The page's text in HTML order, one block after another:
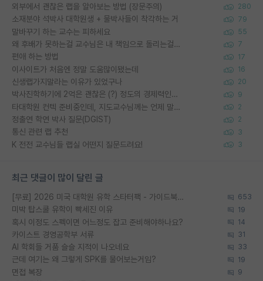
외부에서 괜찮은 랩을 알아보는 방법 (장문주의) 280
소재분야 석박사 대학원생 + 물박사들이 착각하는 거 79
말바꾸기 하는 교수는 피하세요 55
왜 후배가 못하는걸 교수님은 내 책임으로 돌리는걸까요? 7
편애 하는 방법 17
이사이트가 처음엔 정말 도움많이됐는데 16
신생랩가지말라는 이유가 있었구나 20
박사진학하기에 2억은 괜찮은 (?) 정도의 경제력인가요 9
타대학원 컨텍 준비중인데, 지도교수님께는 언제 말씀드려야 할까요? 2
정출연 학연 박사 질문(DGIST) 2
통신 관련 랩 추천 3
K 전전 교수님들 랩실 어떤지 질문드려요! 3
최근 댓글이 많이 달린 글
[무료] 2026 미국 대학원 유학 스타터팩 - 가이드북 & 합격자 컨택메일 템플릿 653
미박 탑스쿨 유학이 빡세진 이유 19
혹시 이정도 스펙이면 어느정도 잡고 준비해야하나요? 14
카이스트 경영공학부 서류 31
AI 학회들 거품 슬슬 지적이 나오네요 33
근데 여기는 왜 그렇게 SPK를 물어보는거임? 19
면접 복장 9